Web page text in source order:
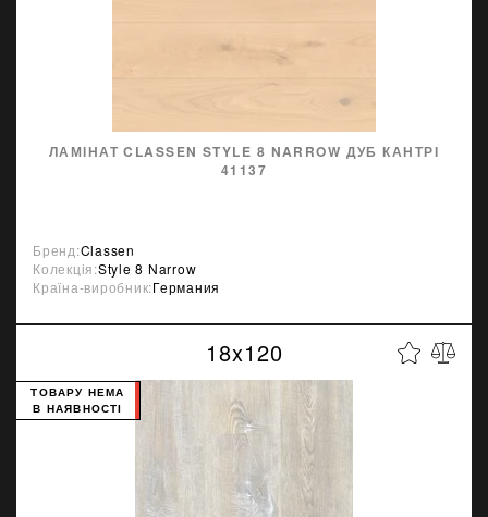
ЛАМІНАТ CLASSEN STYLE 8 NARROW ДУБ КАНТРІ
41137
Бренд:Classen
Колекція:Style 8 Narrow
Країна-виробник:Германия
18x120
ТОВАРУ НЕМА
В НАЯВНОСТІ